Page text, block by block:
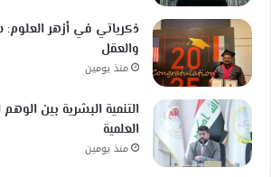
ذكرياتي في أزهر
والعقل
منذ يومين
التنمية البشرية بين
العلمية
منذ يومين